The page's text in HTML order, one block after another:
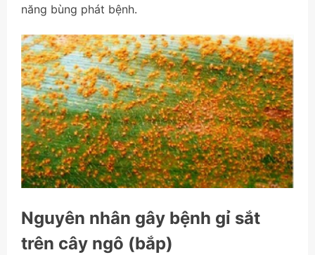
năng bùng phát bệnh.
Nguyên nhân gây bệnh gỉ sắt
trên cây ngô (bắp)